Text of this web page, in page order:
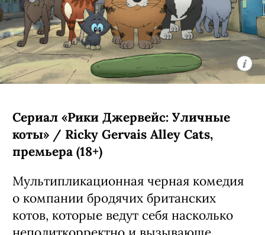
Третий сезон экранизации
подросткового бестселлера Эли Новак
о недавно осиротевшей 15-летней
Джеки из Нью-Йорка (Никки Родригес,
«У меня на районе»), которая
семье Уолтерсов — счастливым
родителям семи сыновей и одной
дочери. Четвертую порцию их
приключений создатели уже
анонсировали заранее:
предварительно, она выйдет в
следующем году.